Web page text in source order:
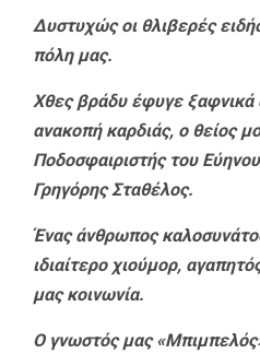
Δυστυχώς οι θλιβερές
πόλη μας.
Χθες βράδυ έφυγε
ανακοπή καρδιάς, ο θείος
Ποδοσφαιριστής του
Γρηγόρης Σταθέλος.
Ένας άνθρωπος
ιδιαίτερο χιούμορ,
μας κοινωνία.
Ο γνωστός μας